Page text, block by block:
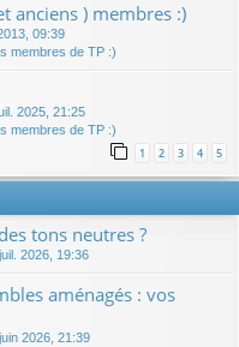
anciens ) membres :)
09:39
membres de TP :)
2025, 21:25
membres de TP :)
1 2 3 4 5
tons neutres ?
2026, 19:36
aménagés : vos
2026, 21:39